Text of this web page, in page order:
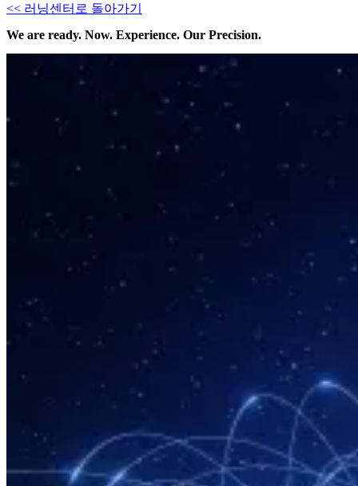
<< 러닝센터로 돌아가기
We are ready. Now. Experience. Our Precision.